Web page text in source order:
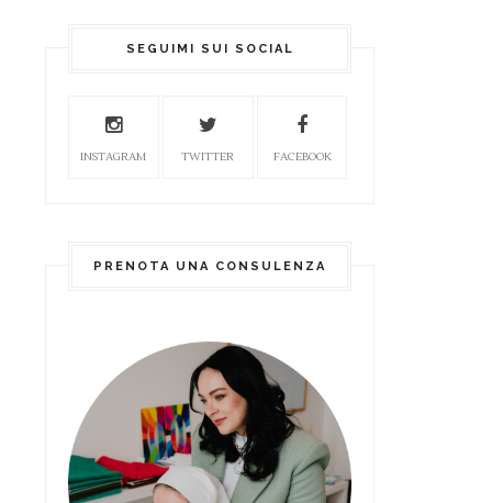
SEGUIMI SUI SOCIAL
INSTAGRAM TWITTER FACEBOOK
PRENOTA UNA CONSULENZA